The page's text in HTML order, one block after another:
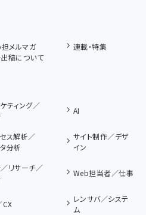
メルマガ
連載・特集
稿について
ティング／
AI
ス解析／
分析
サイト制作／デザ
イン
リサーチ／
Web担当者／仕事
CX
レンサバ／システ
ム